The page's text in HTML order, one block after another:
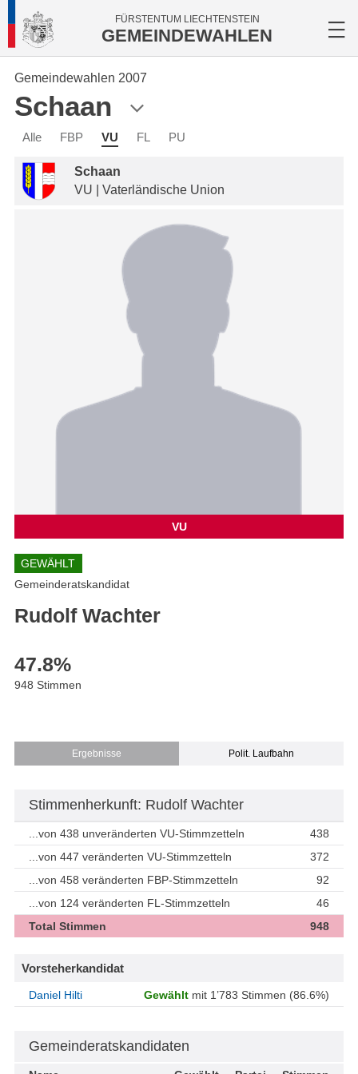
FÜRSTENTUM LIECHTENSTEIN
GEMEINDEWAHLEN
Gemeindewahlen 2007
Schaan
Alle FBP VU FL PU
Schaan
VU | Vaterländische Union
VU
GEWÄHLT
Gemeinderatskandidat
Rudolf Wachter
47.8%
948 Stimmen
Ergebnisse Polit. Laufbahn
Stimmenherkunft: Rudolf Wachter
...von 438 unveränderten VU-Stimmzetteln
438
...von 447 veränderten VU-Stimmzetteln
372
...von 458 veränderten FBP-Stimmzetteln
92
...von 124 veränderten FL-Stimmzetteln
46
Total Stimmen
948
Vorsteherkandidat
Daniel Hilti Gewählt mit 1’783 Stimmen (86.6%)
Gemeinderatskandidaten